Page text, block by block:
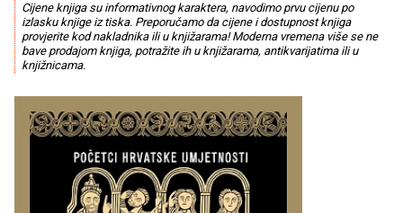
Cijene knjiga su informativnog karaktera, navodimo prvu cijenu po
izlasku knjige iz tiska. Preporučamo da cijene i dostupnost knjiga
provjerite kod nakladnika ili u knjižarama! Moderna vremena više se ne
bave prodajom knjiga, potražite ih u knjižarama, antikvarijatima ili u
knjižnicama.